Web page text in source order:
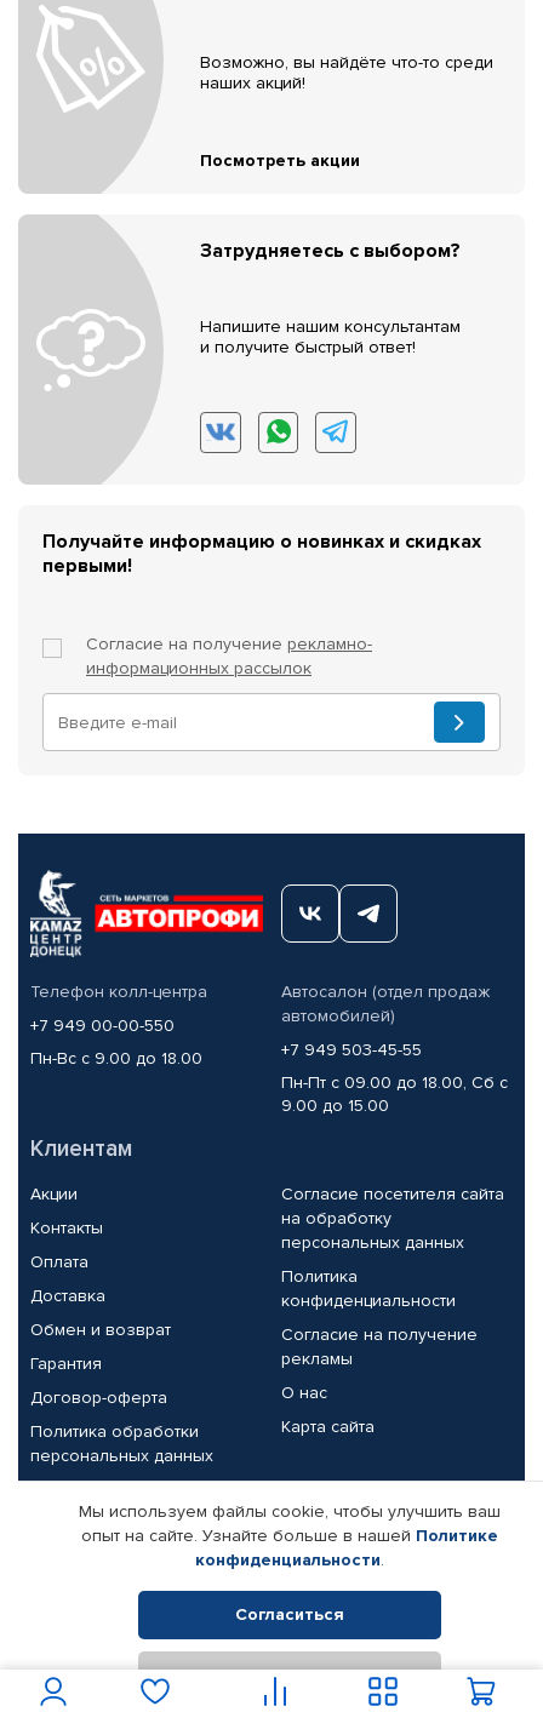
Возможно, вы найдёте что-то среди
наших акций!
Посмотреть акции
Затрудняетесь с выбором?
Напишите нашим консультантам
и получите быстрый ответ!
Получайте информацию о новинках и скидках
первыми!
Согласие на получение рекламно-
информационных рассылок
Телефон колл-центра
+7 949 00-00-550
Пн-Вс с 9.00 до 18.00
Автосалон (отдел продаж
автомобилей)
+7 949 503-45-55
Пн-Пт с 09.00 до 18.00, Сб с
9.00 до 15.00
Клиентам
Акции
Контакты
Оплата
Доставка
Обмен и возврат
Гарантия
Договор-оферта
Политика обработки
персональных данных
Согласие посетителя сайта
на обработку
персональных данных
Политика
конфиденциальности
Согласие на получение
рекламы
О нас
Карта сайта
Партнерам
Корпоративным клиентам
Поставщикам
Реквизиты компании
© КАМАЗ ЦЕНТР ДОНЕЦК, 2015-2026. Все права защищены.
Интернет-магазин автомобильных товаров Автопрофи.
Мы используем файлы cookie, чтобы улучшить ваш
опыт на сайте. Узнайте больше в нашей Политике
конфиденциальности.
Согласиться
Отклонить